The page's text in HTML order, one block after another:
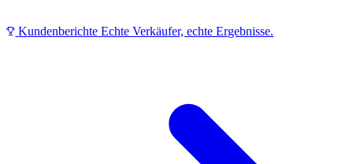
Kundenberichte Echte Verkäufer, echte Ergebnisse.